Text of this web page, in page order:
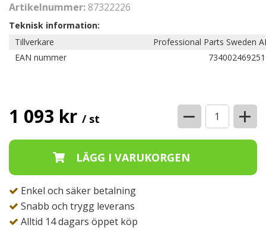
Artikelnummer: 87322226
Teknisk information:
Tillverkare
Professional Parts Sweden
EAN nummer
1 093 kr / st − +
Enkel och säker betalning
Snabb och trygg leverans
Alltid 14 dagars öppet köp